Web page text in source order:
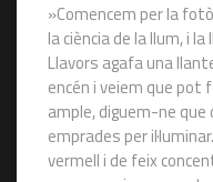
»Comencem per la
la ciència de la llum, i
Llavors agafa una
encén i veiem que pot
ample, diguem-ne
emprades per
vermell i de feix